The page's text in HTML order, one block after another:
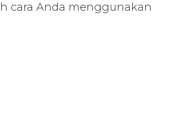
cara Anda menggunakan